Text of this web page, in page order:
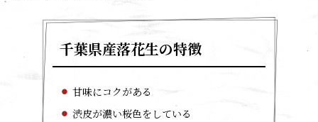
千葉県産落花生の特徴
甘味にコクがある
渋皮が濃い桜色をしている